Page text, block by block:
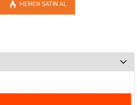
HEMEN SATIN AL